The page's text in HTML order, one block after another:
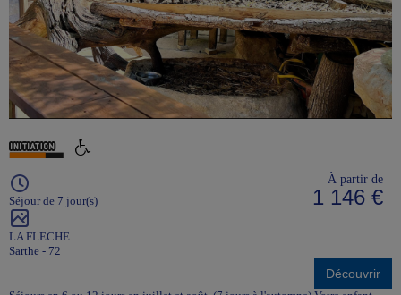
Séjour de 7 jour(s)
LA FLECHE
Sarthe - 72
À partir de
1 146 €
Découvrir